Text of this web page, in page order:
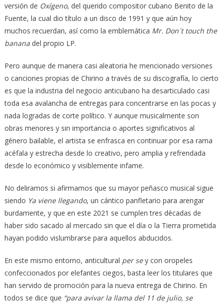
versión de Oxígeno, del querido compositor cubano Benito de la
Fuente, la cual dio título a un disco de 1991 y que aún hoy
muchos recuerdan, así como la emblemática Mr. Don´t touch the
bananadel propio LP.
Pero aunque de manera casi aleatoria he mencionado versiones
o canciones propias de Chirino a través de su discografía, lo cierto
es que la industria del negocio anticubano ha desarticulado casi
toda esa avalancha de entregas para concentrarse en las pocas y
nada logradas de corte político. Y aunque musicalmente son
obras menores y sin importancia o aportes significativos al
género bailable, el artista se enfrasca en continuar por esa rama
acéfala y estrecha desde lo creativo, pero amplia y refrendada
desde lo económico y visiblemente infame.
No deliramos si afirmamos que su mayor peñasco musical sigue
siendo Ya viene llegando, un cántico panfletario para arengar
burdamente, y que en este 2021 se cumplen tres décadas de
haber sido sacado al mercado sin que el día o la Tierra prometida
hayan podido vislumbrarse para aquellos abducidos.
En este mismo entorno, anticultural per sey con oropeles
confeccionados por elefantes ciegos, basta leer los titulares que
han servido de promoción para la nueva entrega de Chirino. En
todos se dice que “para avivar la llama del 11 de julio, se